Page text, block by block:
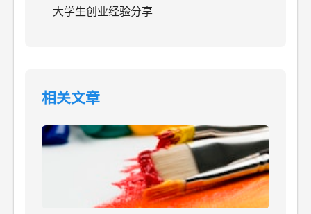
大学生创业经验分享
相关文章